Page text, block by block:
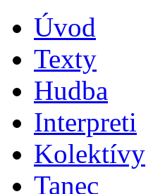
Úvod
Texty
Hudba
Interpreti
Kolektívy
Tanec